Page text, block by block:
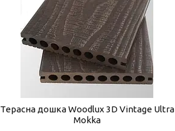
Терасна дошка Woodlux 3D Vintage Ultra
Mokka